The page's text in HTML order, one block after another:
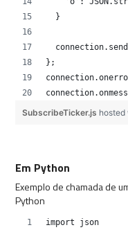
  }
};
SubscribeTicker.js
Em Python
Exemplo de chamada de
Python
import json